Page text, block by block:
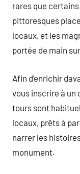
rares que
pittoresques
locaux, et les
portée de main
Afin d’enrichir
vous inscrire à un
tours sont
locaux, prêts à
narrer les
monument.